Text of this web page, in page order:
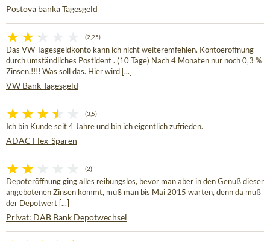
Postova banka Tagesgeld
(2,25)
Das VW Tagesgeldkonto kann ich nicht weiteremfehlen. Kontoeröffnung
durch umständliches Postident . (10 Tage) Nach 4 Monaten nur noch 0,3 %
Zinsen.!!!! Was soll das. Hier wird [...]
VW Bank Tagesgeld
(3,5)
Ich bin Kunde seit 4 Jahre und bin ich eigentlich zufrieden.
ADAC Flex-Sparen
(2)
Depoteröffnung ging alles reibungslos, bevor man aber in den Genuß dieser
angebotenen Zinsen kommt, muß man bis Mai 2015 warten, denn da muß
der Depotwert [...]
Privat: DAB Bank Depotwechsel